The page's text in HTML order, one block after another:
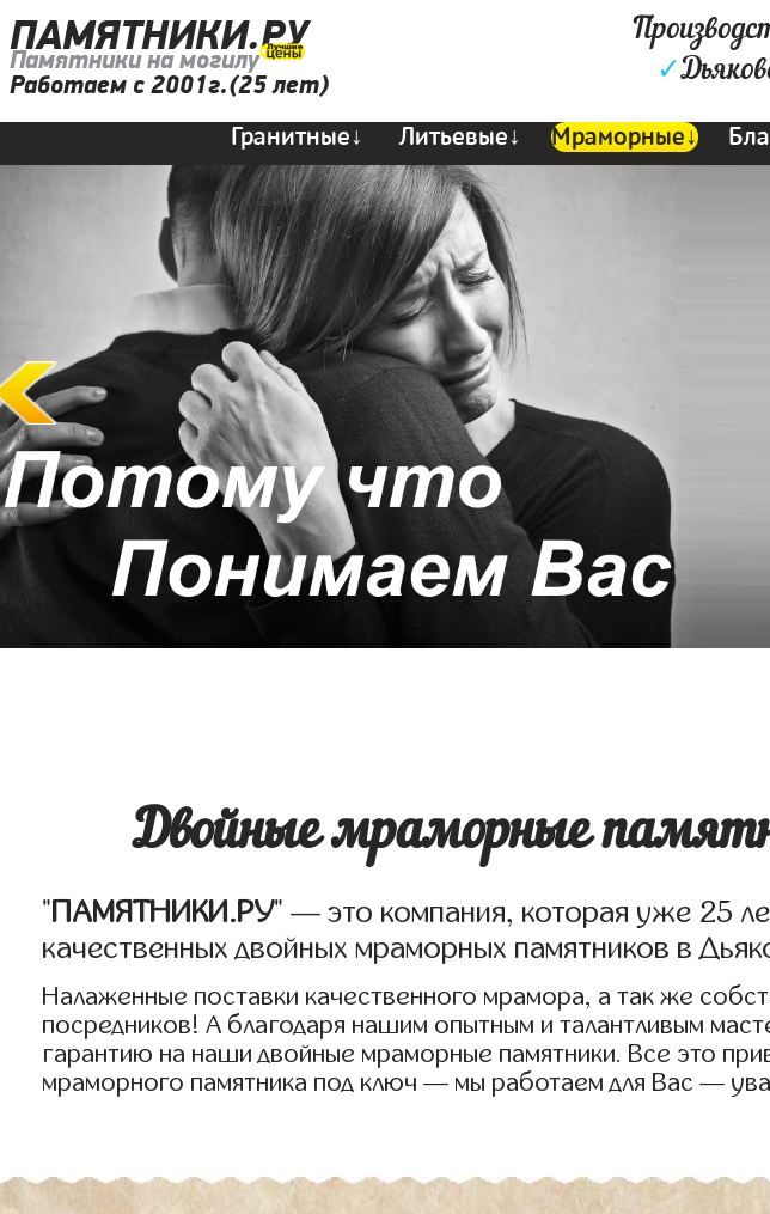
ПАМЯТНИКИ.РУ
Памятники на могилу
Работаем с 2001г.(25 лет)
✓
Гранитные↓ Литьевые↓ Мраморные↓
Двойные мраморные
"ПАМЯТНИКИ.РУ" — это компания, которая уже 25
качественных двойных мраморных памятников в
Налаженные поставки качественного мрамора, а так же
посредников! А благодаря нашим опытным и талантливым
гарантию на наши двойные мраморные памятники. Все это
мраморного памятника под ключ — мы работаем для Вас —